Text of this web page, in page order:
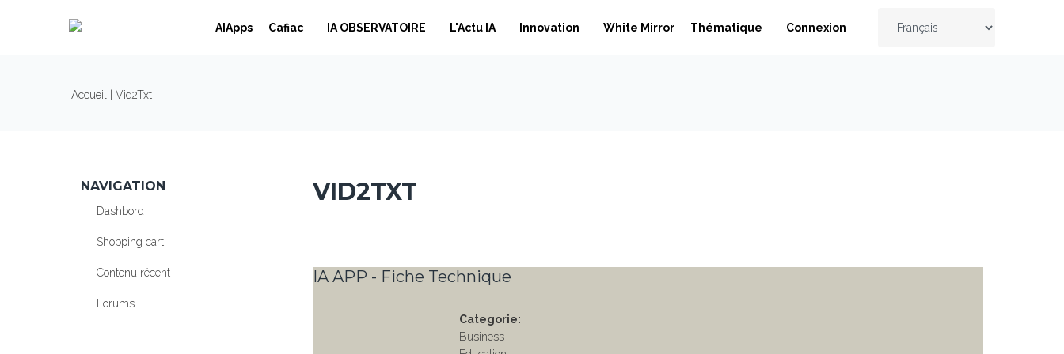
AIApps
Cafiac IA OBSERVATOIRE L'Actu IA Innovation White Mirror Thématique Connexion
VOUS ÊTES ICI
Accueil | Vid2Txt
NAVIGATION
Dashbord
Shopping cart
Contenu récent
Forums
VID2TXT
IA APP - Fiche Technique
Categorie:
Business